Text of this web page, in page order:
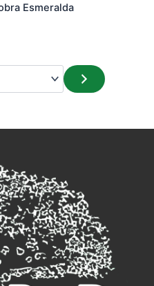
Esmeralda